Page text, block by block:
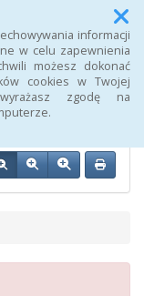
informacji
w celu zapewnienia
możesz dokonać
cookies w Twojej
zgodę na
Menu
z